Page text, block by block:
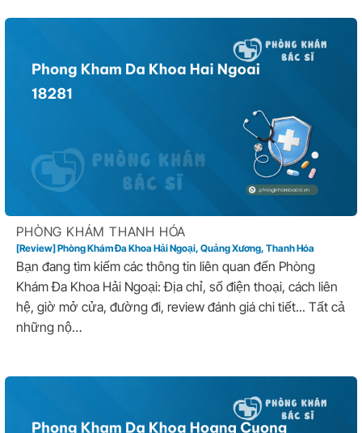
PHÒNG KHÁM THANH HÓA
[Review] Phòng Khám Đa Khoa Hải Ngoại, Quảng Xương, Thanh Hóa
Bạn đang tìm kiếm các thông tin liên quan đến Phòng
Khám Đa Khoa Hải Ngoại: Địa chỉ, số điện thoại, cách liên
hệ, giờ mở cửa, đường đi, review đánh giá chi tiết... Tất cả
những nộ…